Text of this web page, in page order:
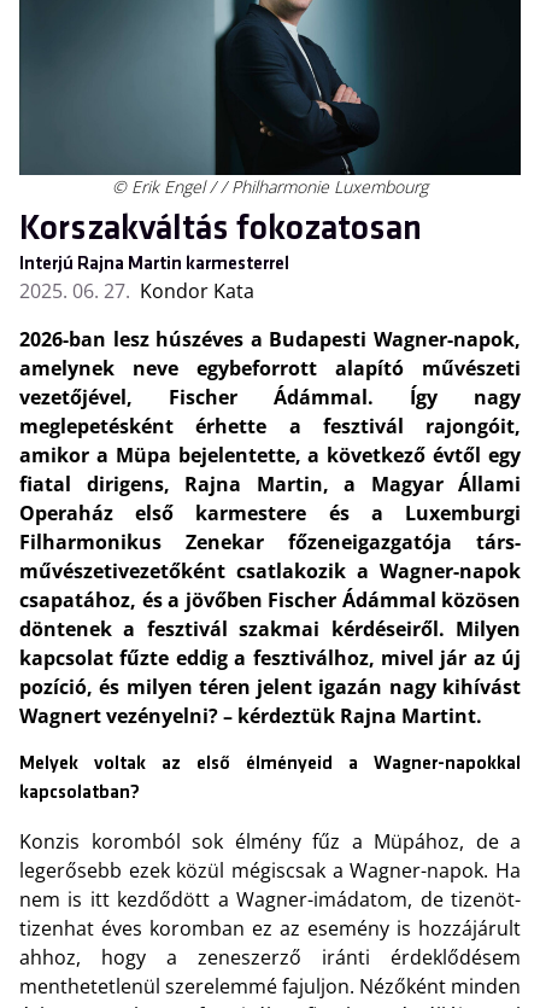
© Erik Engel / / Philharmonie Luxembourg
Korszakváltás fokozatosan
Interjú Rajna Martin karmesterrel
2025. 06. 27. Kondor Kata
2026-ban lesz húszéves a Budapesti Wagner-napok,
amelynek neve egybeforrott alapító művészeti
vezetőjével, Fischer Ádámmal. Így nagy
meglepetésként érhette a fesztivál rajongóit,
amikor a Müpa bejelentette, a következő évtől egy
fiatal dirigens, Rajna Martin, a Magyar Állami
Operaház első karmestere és a Luxemburgi
Filharmonikus Zenekar főzeneigazgatója társ-
művészetivezetőként csatlakozik a Wagner-napok
csapatához, és a jövőben Fischer Ádámmal közösen
döntenek a fesztivál szakmai kérdéseiről. Milyen
kapcsolat fűzte eddig a fesztiválhoz, mivel jár az új
pozíció, és milyen téren jelent igazán nagy kihívást
Wagnert vezényelni? – kérdeztük Rajna Martint.
Melyek voltak az első élményeid a Wagner-napokkal
kapcsolatban?
Konzis koromból sok élmény fűz a Müpához, de a
legerősebb ezek közül mégiscsak a Wagner-napok. Ha
nem is itt kezdődött a Wagner-imádatom, de tizenöt-
tizenhat éves koromban ez az esemény is hozzájárult
ahhoz, hogy a zeneszerző iránti érdeklődésem
menthetetlenül szerelemmé fajuljon. Nézőként minden